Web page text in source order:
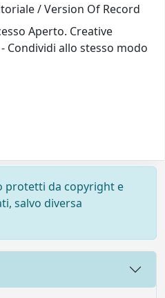
/ Version Of Record
Aperto. Creative
Condividi allo stesso modo
protetti da copyright e
salvo diversa